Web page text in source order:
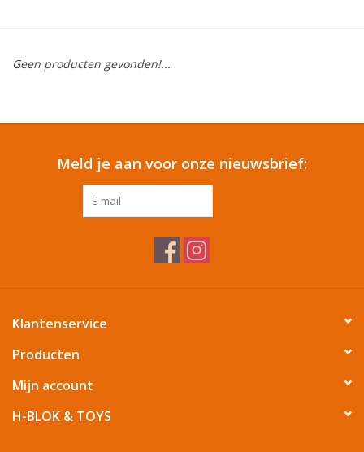
Seizoenenartikelen
Reizen
Feestartikelen
OUTLET
KAARTEN
Geen producten gevonden!...
Meld je aan voor onze nieuwsbrief:
Klantenservice
Producten
Mijn account
H-BLOK & TOYS